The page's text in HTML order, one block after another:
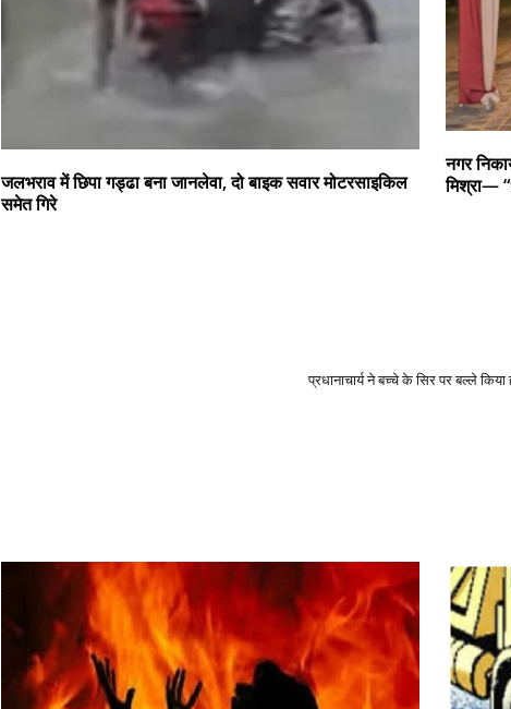
जलभराव में छिपा गड्ढा बना जानलेवा, दो बाइक सवार मोटरसाइकिल
समेत गिरे
नगर
मिश्रा—
प्रधानाचार्य ने बच्चे के सिर पर बल्ले